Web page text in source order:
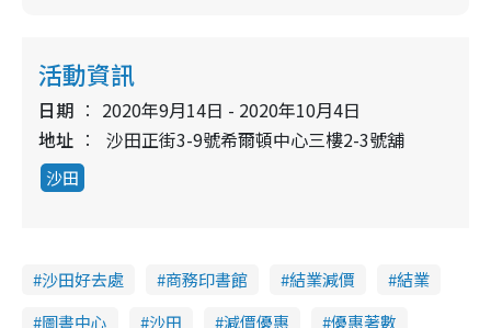
活動資訊
日期
2020年9月14日 - 2020年10月4日
地址
沙田正街3-9號希爾頓中心三樓2-3號舖
沙田
沙田好去處 商務印書館 結業減價
結業
圖書中心
沙田 減價優惠 優惠著數